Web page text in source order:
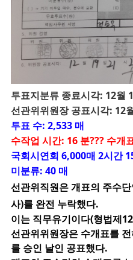
투표지분류 종료시각: 12월
선관위위원장 공표시각: 12
투표 수: 2,533 매
수작업 시간: 16 분??? 수개
국회시연회 6,000매 2시간
미분류: 40 매
선관위직원은 개표의 주수
사)를 완전 누락했다.
이는 직무유기이다(형법제
선관위위원장은 수개표를
를 승인 날인 공표했다.